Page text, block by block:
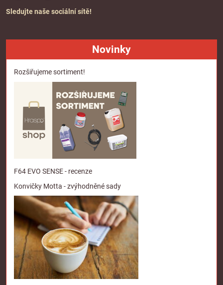
Sledujte naše sociální sítě!
Novinky
Rozšiřujeme sortiment!
F64 EVO SENSE - recenze
Konvičky Motta - zvýhodněné sady